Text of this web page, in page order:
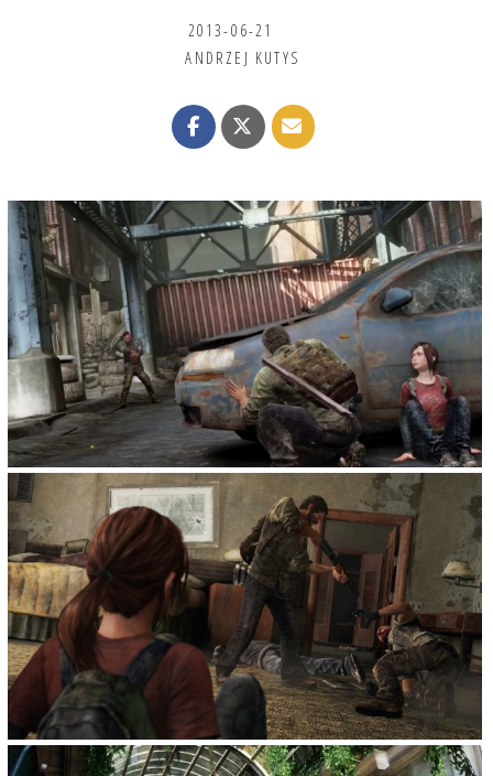
2013-06-21
ANDRZEJ KUTYS